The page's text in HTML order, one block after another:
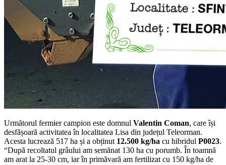
Următorul fermier campion este domnul Valentin Coman, care își
desfășoară activitatea în localitatea Lisa din județul Teleorman.
Acesta lucrează 517 ha și a obținut 12.500 kg/ha cu hibridul P0023.
“După recoltatul grâului am semănat 130 ha cu porumb. În toamnă
am arat la 25-30 cm, iar în primăvară am fertilizat cu 150 kg/ha de